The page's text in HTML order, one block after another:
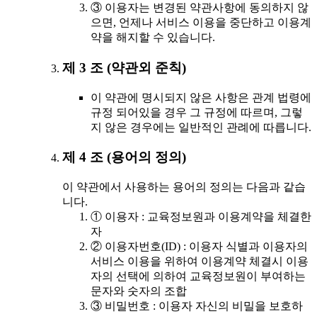
③ 이용자는 변경된 약관사항에 동의하지 않
으면, 언제나 서비스 이용을 중단하고 이용계
약을 해지할 수 있습니다.
제 3 조 (약관외 준칙)
이 약관에 명시되지 않은 사항은 관계 법령에
규정 되어있을 경우 그 규정에 따르며, 그렇
지 않은 경우에는 일반적인 관례에 따릅니다.
제 4 조 (용어의 정의)
이 약관에서 사용하는 용어의 정의는 다음과 같습
니다.
① 이용자 : 교육정보원과 이용계약을 체결한
자
② 이용자번호(ID) : 이용자 식별과 이용자의
서비스 이용을 위하여 이용계약 체결시 이용
자의 선택에 의하여 교육정보원이 부여하는
문자와 숫자의 조합
③ 비밀번호 : 이용자 자신의 비밀을 보호하